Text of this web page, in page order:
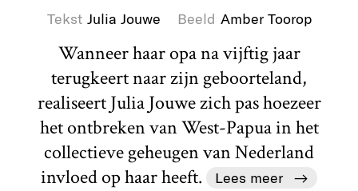
Tekst Julia Jouwe Beeld Amber Toorop
Wanneer haar opa na vijftig jaar
terugkeert naar zijn geboorteland,
realiseert Julia Jouwe zich pas hoezeer
het ontbreken van West-Papua in het
collectieve geheugen van Nederland
invloed op haar heeft.
Lees meer